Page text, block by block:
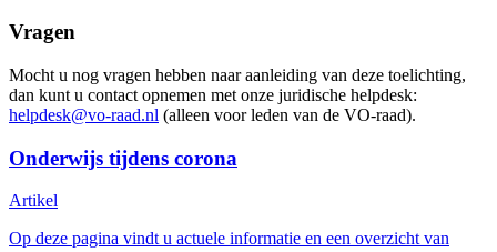
Vragen
Mocht u nog vragen hebben naar aanleiding van deze toelichting,
dan kunt u contact opnemen met onze juridische helpdesk:
helpdesk@vo-raad.nl (alleen voor leden van de VO-raad).
Onderwijs tijdens corona
Artikel
Op deze pagina vindt u actuele informatie en een overzicht van